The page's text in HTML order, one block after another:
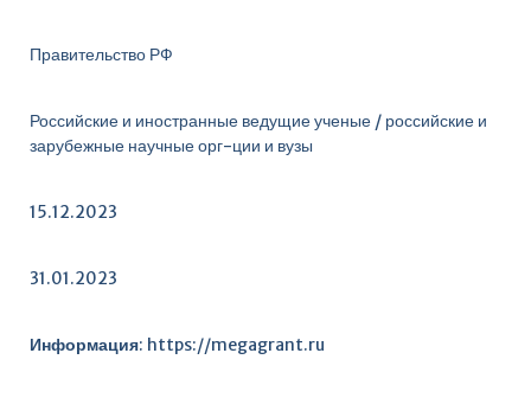
Правительство РФ
Российские и иностранные ведущие ученые / российские и
зарубежные научные орг-ции и вузы
15.12.2023
31.01.2023
Информация: https://megagrant.ru